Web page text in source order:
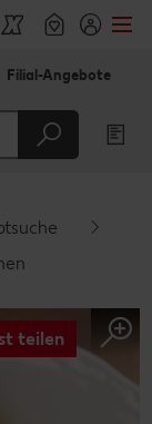
Filial-Angebote
teilen